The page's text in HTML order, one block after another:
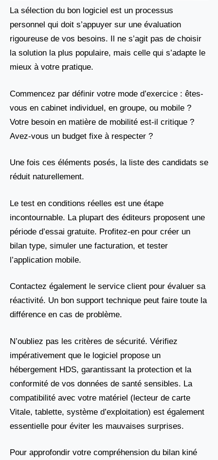
La sélection du bon logiciel est un processus
personnel qui doit s’appuyer sur une évaluation
rigoureuse de vos besoins. Il ne s’agit pas de choisir
la solution la plus populaire, mais celle qui s’adapte le
mieux à votre pratique.
Commencez par définir votre mode d’exercice : êtes-
vous en cabinet individuel, en groupe, ou mobile ?
Votre besoin en matière de mobilité est-il critique ?
Avez-vous un budget fixe à respecter ?
Une fois ces éléments posés, la liste des candidats se
réduit naturellement.
Le test en conditions réelles est une étape
incontournable. La plupart des éditeurs proposent une
période d’essai gratuite. Profitez-en pour créer un
bilan type, simuler une facturation, et tester
l’application mobile.
Contactez également le service client pour évaluer sa
réactivité. Un bon support technique peut faire toute la
différence en cas de problème.
N’oubliez pas les critères de sécurité. Vérifiez
impérativement que le logiciel propose un
hébergement HDS, garantissant la protection et la
conformité de vos données de santé sensibles. La
compatibilité avec votre matériel (lecteur de carte
Vitale, tablette, système d’exploitation) est également
essentielle pour éviter les mauvaises surprises.
Pour approfondir votre compréhension du bilan kiné